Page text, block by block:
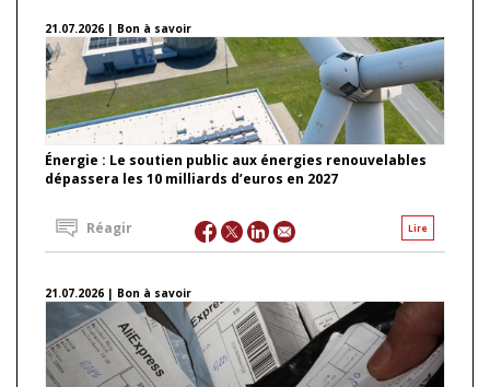
21.07.2026 | Bon à savoir
Énergie : Le soutien public aux énergies renouvelables
dépassera les 10 milliards d’euros en 2027
Lire
Réagir
21.07.2026 | Bon à savoir